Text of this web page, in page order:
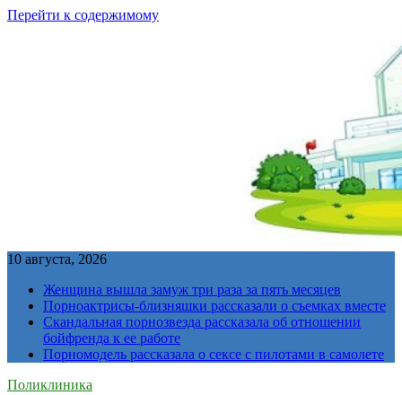
Перейти к содержимому
10 августа, 2026
Женщина вышла замуж три раза за пять месяцев
Порноактрисы-близняшки рассказали о съемках вместе
Скандальная порнозвезда рассказала об отношении
бойфренда к ее работе
Порномодель рассказала о сексе с пилотами в самолете
Поликлиника